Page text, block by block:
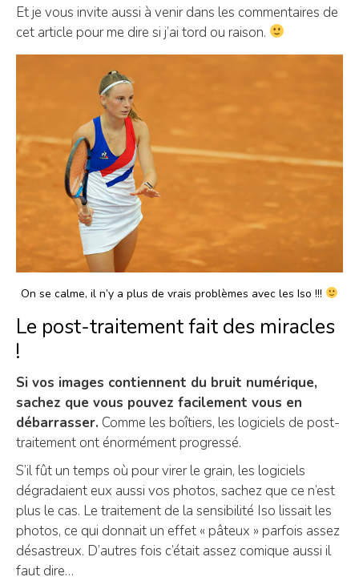
Et je vous invite aussi à venir dans les commentaires de
cet article pour me dire si j’ai tord ou raison.
On se calme, il n’y a plus de vrais problèmes avec les Iso !!!
Le post-traitement fait des miracles
!
Si vos images contiennent du bruit numérique,
sachez que vous pouvez facilement vous en
débarrasser. Comme les boîtiers, les logiciels de post-
traitement ont énormément progressé.
S’il fût un temps où pour virer le grain, les logiciels
dégradaient eux aussi vos photos, sachez que ce n’est
plus le cas. Le traitement de la sensibilité Iso lissait les
photos, ce qui donnait un effet « pâteux » parfois assez
désastreux. D’autres fois c’était assez comique aussi il
faut dire…